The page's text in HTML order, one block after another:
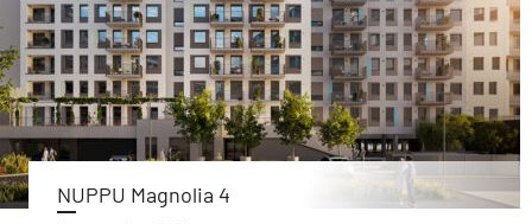
NUPPU Magnolia 4